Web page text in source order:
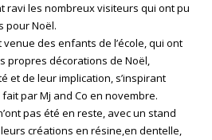
ravi les nombreux visiteurs qui ont pu
pour Noël.
des enfants de l’école, qui ont
propres décorations de Noël,
et de leur implication, s’inspirant
par Mj and Co en novembre.
pas été en reste, avec un stand
créations en résine,en dentelle,